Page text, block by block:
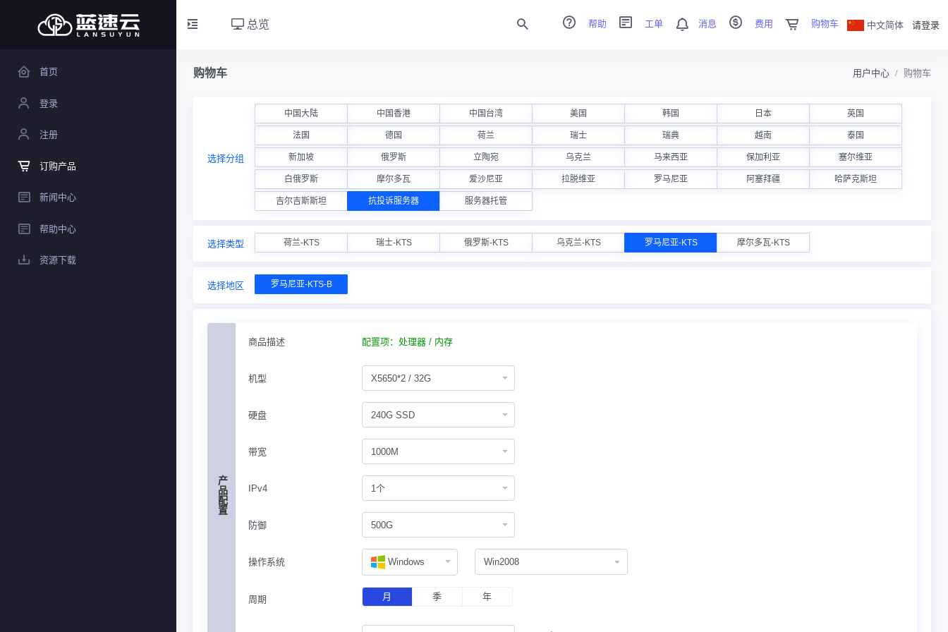
总览 帮助 工单 消息 费用 购物车 中文简体 请登录
首页
登录
注册
订购产品
新闻中心
帮助中心
资源下载
购物车 用户中心 购物车
选择分组
中国大陆 中国香港 中国台湾 美国 韩国 日本 英国
法国 德国 荷兰 瑞士 瑞典 越南 泰国
新加坡 俄罗斯 立陶宛 乌克兰 马来西亚 保加利亚 塞尔维亚
白俄罗斯 摩尔多瓦 爱沙尼亚 拉脱维亚 罗马尼亚 阿塞拜疆 哈萨克斯坦
吉尔吉斯斯坦 抗投诉服务器 服务器托管
选择类型 荷兰-KTS 瑞士-KTS 俄罗斯-KTS 乌克兰-KTS 罗马尼亚-KTS 摩尔多瓦-KTS
选择地区 罗马尼亚-KTS-B
产品配置
商品描述 配置项：处理器 / 内存
机型 X5650*2 / 32G
硬盘 240G SSD
带宽 1000M
IPv4 1个
防御 500G
操作系统 Windows
周期 月 季 年